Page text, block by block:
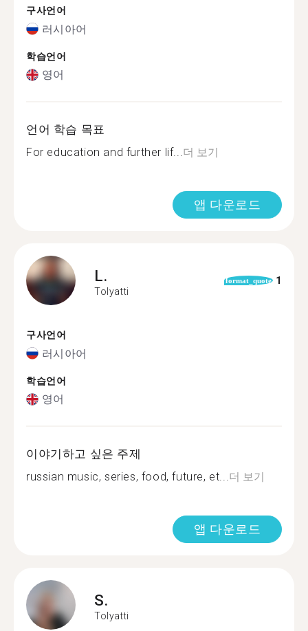
구사언어
러시아어
학습언어
영어
언어 학습 목표
For education and further lif...더 보기
앱 다운로드
L.
Tolyatti
format_quote 1
구사언어
러시아어
학습언어
영어
이야기하고 싶은 주제
russian music, series, food, future, et...더 보기
앱 다운로드
S.
Tolyatti